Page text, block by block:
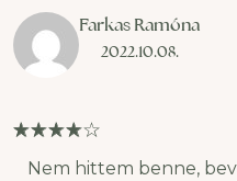
Farkas Ramóna
2022.10.08.
Nem hittem benne,